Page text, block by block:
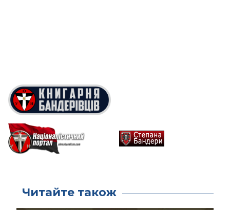
Читайте також